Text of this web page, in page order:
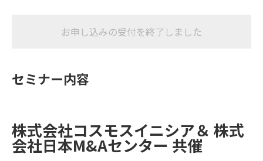
お申し込みの受付を終了しました
セミナー内容
株式会社コスモスイニシア＆ 株式
会社日本M&Aセンター 共催